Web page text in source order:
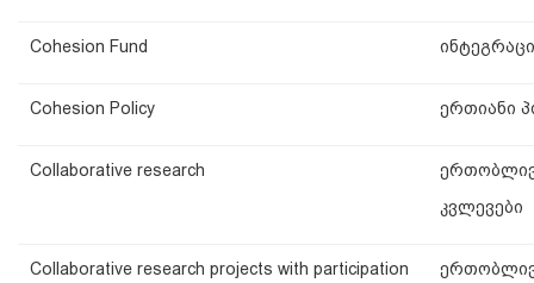
Cohesion Fund
Cohesion Policy ერთიანი
Collaborative research
კვლევები
Collaborative research projects with participation